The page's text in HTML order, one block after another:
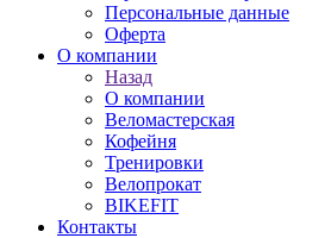
Персональные данные
Оферта
О компании
Назад
О компании
Веломастерская
Кофейня
Тренировки
Велопрокат
BIKEFIT
Контакты